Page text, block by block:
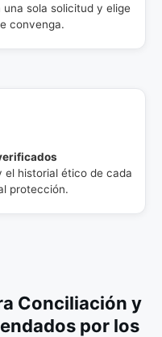
sola solicitud y elige
convenga.
el historial ético de cada
protección.
Conciliación y
por los